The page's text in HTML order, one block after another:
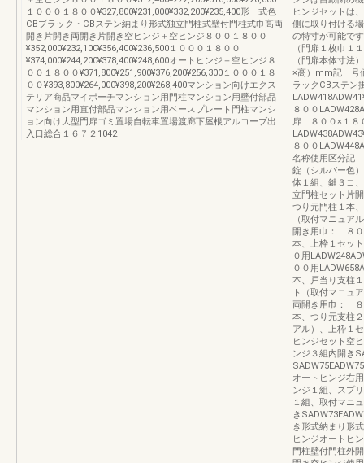
１０００１８００¥327,800¥231,000¥332,200¥235,400形 式色
CBブラック・CBステン納まり形式独立門柱式壁付門柱式巾高両
開き片開き両開き片開き空ヒンジ＋空ヒンジ８００１８００
¥352,000¥232,100¥356,400¥236,500１０００１８００
¥374,000¥244,200¥378,400¥248,600オートヒンジ＋空ヒンジ８
００１８００¥371,800¥251,900¥376,200¥256,300１０００１８
００¥393,800¥264,000¥398,200¥268,400マンション向けエクス
テリア商品マイポーチマンション用門柱マンション用壁付部品
マンション用直付部品マンション用ベースプレート門柱マンシ
ョン向け大型門扉ゴミ置場自転車置場渡廊下屋根アルコーブ出
入口総合１６７２1042
ヒンジセットは
側に取り付ける
の特寸が可能で
（門扉１枚巾１
（門扉本体寸法
×高）mm記 号
ラックCBステ
８００
扉 ８００×１８
８００
名称使用区分記
錠（シルバー色
体１組、鍵３コ
立門柱セット片
つり元門柱１本
（取付マニュア
開き用巾： ８０
本、上枠１セッ
０用
００用
本、戸当り支柱
ト（取付マニュ
両開き用巾： ８
本、つり元支柱
アル）、上枠１
ヒンジセット空
ンジ３組内開き
オートヒンジ右
ンジ１組、スプ
１組、取付マニ
き
き形式納まり形
ヒンジオート
門柱壁付門柱外